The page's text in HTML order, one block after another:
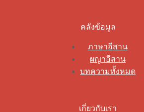
คลังข้อมูล
ภาษาอีสาน
ผญาอีสาน
บทความทั้งหมด
เกี่ยวกับเรา